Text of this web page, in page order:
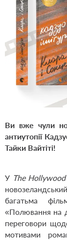
Ви вже чули
антиутопії
Тайки Вайтіті!
У The
багатьма
«Полювання на
переговори
мотивами